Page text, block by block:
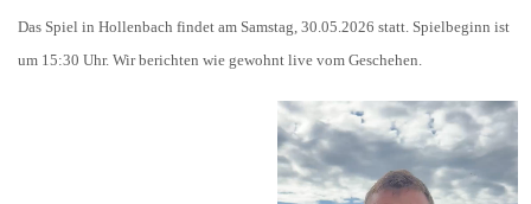
Das Spiel in Hollenbach findet am Samstag, 30.05.2026 statt. Spielbeginn ist
um 15:30 Uhr. Wir berichten wie gewohnt live vom Geschehen.